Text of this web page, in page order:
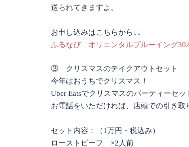
送られてきますよ。
お申し込みはこちらから↓↓
ふるなび オリエンタルブルーイング30
③ クリスマスのテイクアウトセット
今年はおうちでクリスマス！
Uber Eatsでクリスマスのパーティーセッ
お電話をいただければ、店頭での引き取
セット内容：（1万円・税込み）
ローストビーフ ×2人前